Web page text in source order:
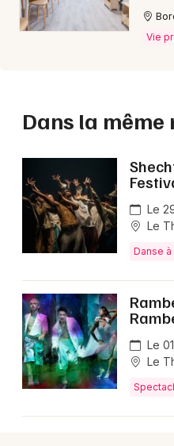
Vie
Dans la
Le
Le
Danse à
Le
Le